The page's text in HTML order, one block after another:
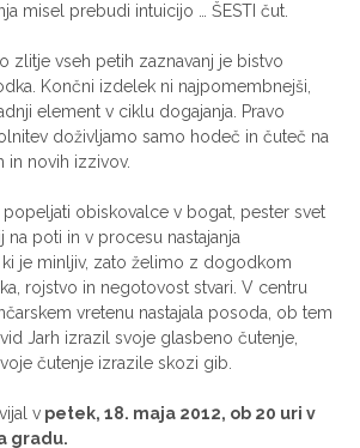
misel prebudi intuicijo … ŠESTI čut.
zlitje vseh petih zaznavanj je bistvo
Končni izdelek ni najpomembnejši,
element v ciklu dogajanja. Pravo
doživljamo samo hodeč in čuteč na
in novih izzivov.
obiskovalce v bogat, pester svet
na poti in v procesu nastajanja
ki je minljiv, zato želimo z dogodkom
rojstvo in negotovost stvari. V centru
vretenu nastajala posoda, ob tem
Jarh izrazil svoje glasbeno čutenje,
čutenje izrazile skozi gib.
v petek, 18. maja 2012, ob 20 uri v
gradu.